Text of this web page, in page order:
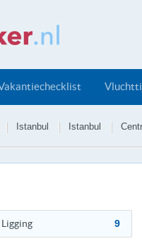
Istanbul Istanbul
Ligging 9